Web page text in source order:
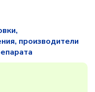
производители